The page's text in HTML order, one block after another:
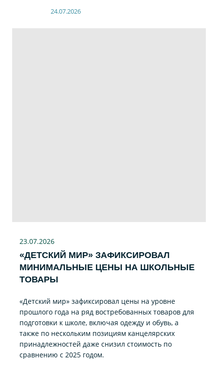
24.07.2026
23.07.2026
«ДЕТСКИЙ МИР» ЗАФИКСИРОВАЛ
МИНИМАЛЬНЫЕ ЦЕНЫ НА ШКОЛЬНЫЕ
ТОВАРЫ
«Детский мир» зафиксировал цены на уровне
прошлого года на ряд востребованных товаров для
подготовки к школе, включая одежду и обувь, а
также по нескольким позициям канцелярских
принадлежностей даже снизил стоимость по
сравнению с 2025 годом.